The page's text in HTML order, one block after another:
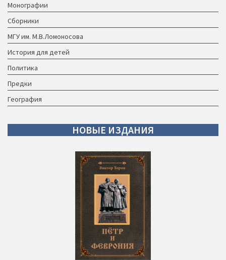
Монографии
Сборники
МГУ им. М.В.Ломоносова
История для детей
Политика
Предки
География
НОВЫЕ ИЗДАНИЯ